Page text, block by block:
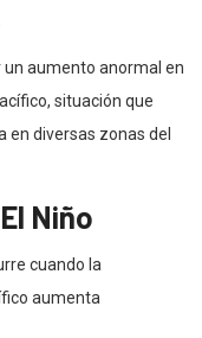
aumento anormal en
situación que
diversas zonas del
Niño
cuando la
aumenta